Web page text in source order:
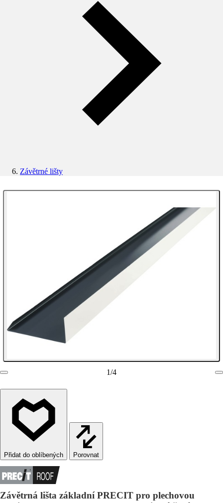
Závětrné lišty
1/4
Porovnat
Závětrná lišta základní PRECIT pro plechovou